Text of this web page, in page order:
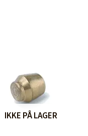
IKKE PÅ LAGER